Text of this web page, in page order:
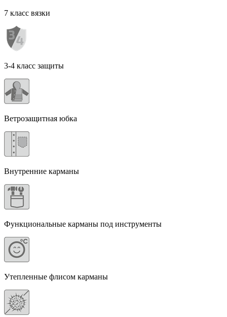
7 класс вязки
3-4 класс защиты
Ветрозащитная юбка
Внутренние карманы
Функциональные карманы под инструменты
Утепленные флисом карманы